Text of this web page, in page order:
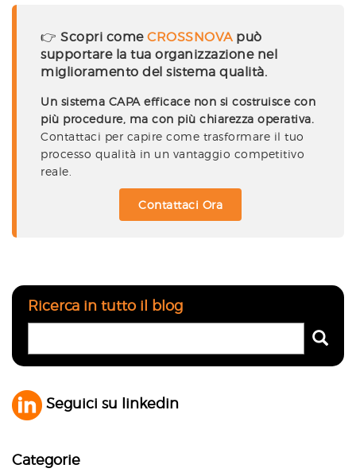
👉 Scopri come CROSSNOVApuò
supportare la tua organizzazione nel
miglioramento del sistema qualità.
Un sistema CAPA efficace non si costruisce con
più procedure, ma con più chiarezza operativa.
Contattaci per capire come trasformare il tuo
processo qualità in un vantaggio competitivo
reale.
Contattaci Ora
Ricerca in tutto il blog
Seguici su linkedin
Categorie